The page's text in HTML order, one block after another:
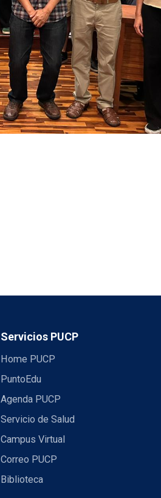
Servicios PUCP
Home PUCP
PuntoEdu
Agenda PUCP
Servicio de Salud
Campus Virtual
Correo PUCP
Biblioteca